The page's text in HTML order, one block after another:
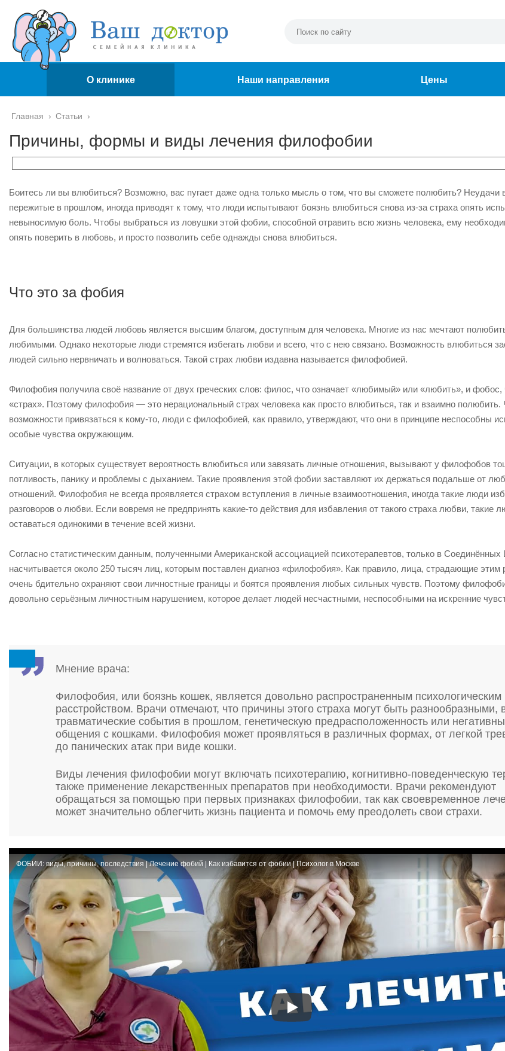
О клинике Наши направления Цены
Главная › Статьи ›
Причины, формы и виды лечения филофобии
Боитесь ли вы влюбиться? Возможно, вас пугает даже одна только мысль о том, что вы сможете полюбить? Неудачи
пережитые в прошлом, иногда приводят к тому, что люди испытывают боязнь влюбиться снова из-за страха опять
невыносимую боль. Чтобы выбраться из ловушки этой фобии, способной отравить всю жизнь человека, ему
опять поверить в любовь, и просто позволить себе однажды снова влюбиться.
Что это за фобия
Для большинства людей любовь является высшим благом, доступным для человека. Многие из нас мечтают
любимыми. Однако некоторые люди стремятся избегать любви и всего, что с нею связано. Возможность влюбиться
людей сильно нервничать и волноваться. Такой страх любви издавна называется филофобией.
Филофобия получила своё название от двух греческих слов: филос, что означает «любимый» или «любить», и фобос,
«страх». Поэтому филофобия — это нерациональный страх человека как просто влюбиться, так и взаимно
возможности привязаться к кому-то, люди с филофобией, как правило, утверждают, что они в принципе неспособны
особые чувства окружающим.
Ситуации, в которых существует вероятность влюбиться или завязать личные отношения, вызывают у филофобов
потливость, панику и проблемы с дыханием. Такие проявления этой фобии заставляют их держаться подальше от
отношений. Филофобия не всегда проявляется страхом вступления в личные взаимоотношения, иногда такие люди
разговоров о любви. Если вовремя не предпринять какие-то действия для избавления от такого страха любви, такие
оставаться одинокими в течение всей жизни.
Согласно статистическим данным, полученными Американской ассоциацией психотерапевтов, только в
насчитывается около 250 тысяч лиц, которым поставлен диагноз «филофобия». Как правило, лица, страдающие этим
очень бдительно охраняют свои личностные границы и боятся проявления любых сильных чувств. Поэтому
довольно серьёзным личностным нарушением, которое делает людей несчастными, неспособными на искренние
Мнение врача:
Филофобия, или боязнь кошек, является довольно распространенным психологическим
расстройством. Врачи отмечают, что причины этого страха могут быть разнообразными,
травматические события в прошлом, генетическую предрасположенность или
общения с кошками. Филофобия может проявляться в различных формах, от легкой
до панических атак при виде кошки.
Виды лечения филофобии могут включать психотерапию, когнитивно-поведенческую
также применение лекарственных препаратов при необходимости. Врачи рекомендуют
обращаться за помощью при первых признаках филофобии, так как своевременное
может значительно облегчить жизнь пациента и помочь ему преодолеть свои страхи.
ФОБИИ: виды, причины, последствия | Лечение фобий | Как избавится от фобии | Психолог в Москве